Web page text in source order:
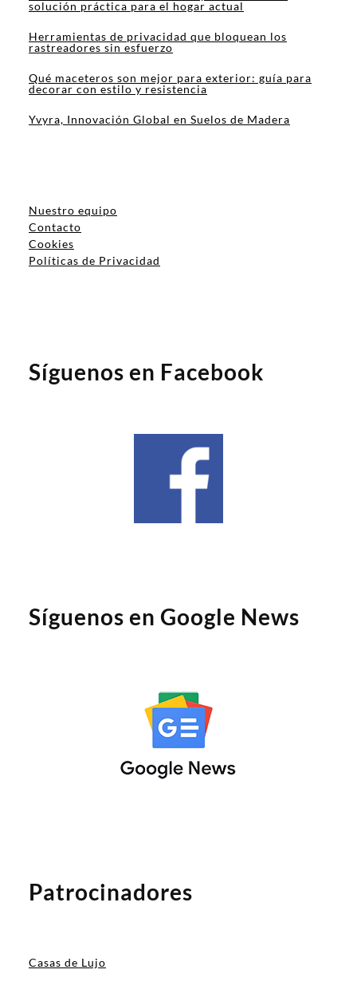
solución práctica para el hogar actual
Herramientas de privacidad que bloquean los
rastreadores sin esfuerzo
Qué maceteros son mejor para exterior: guía para
decorar con estilo y resistencia
Yvyra, Innovación Global en Suelos de Madera
Nuestro equipo
Contacto
Cookies
Políticas de Privacidad
Síguenos en Facebook
Síguenos en Google News
Patrocinadores
Casas de Lujo